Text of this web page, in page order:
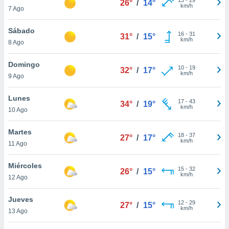
más
nuestra
y
de
disponible
cookies
aceptar
7 Ago
26° / 14°
km/h
Sábado
8 Ago
31° / 15° 16- 31
km/h
Domingo
9 Ago
32° / 17° 10- 19
km/h
Lunes
10 Ago
34° / 19° 17- 43
km/h
Martes
11 Ago
27° / 17° 18- 37
km/h
Miércoles
12 Ago
26° / 15° 15- 32
km/h
Jueves
13 Ago
27° / 15° 12- 29
km/h